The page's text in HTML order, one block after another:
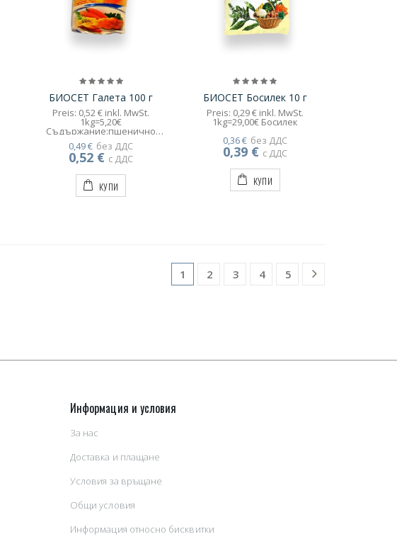
БИОСЕТ Галета 100 г
Preis: 0,52 € inkl. MwSt.
1kg=5,20€
Съдържание:пшенично
брашно тип 500,готварска
сол,хлебна
мая,слънчогледово масло
без ДДС
0,49 €
с ДДС
0,52 €
КУПИ
БИОСЕТ Босилек 10 г
Preis: 0,29 € inkl. MwSt.
1kg=29,00€ Босилек
без ДДС
0,36 €
с ДДС
0,39 €
КУПИ
1 2 3 4 5
Информация и условия
За нас
Доставка и плащане
Условия за връщане
Общи условия
Информация относно бисквитки